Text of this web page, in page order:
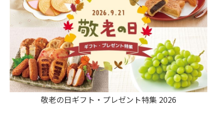
敬老の日ギフト・プレゼント特集 2026